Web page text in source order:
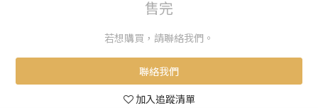
售完
若想購買，請聯絡我們。
聯絡我們
加入追蹤清單